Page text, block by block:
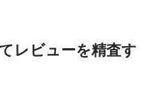
レビューを精査す